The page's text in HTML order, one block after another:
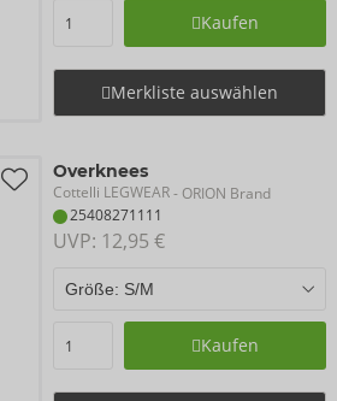
Kaufen
Merkliste auswählen
Overknees
Cottelli LEGWEAR- ORION Brand
25408271111
UVP: 12,95 €
Kaufen